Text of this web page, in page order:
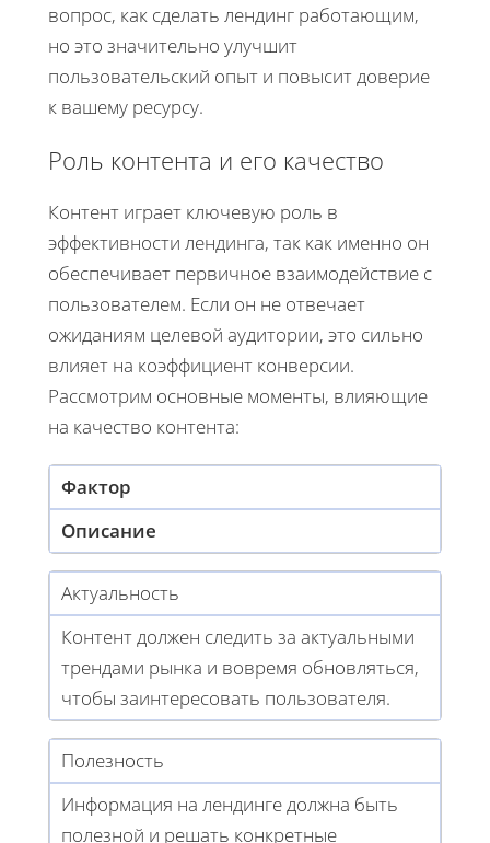
вопрос, как сделать лендинг работающим,
но это значительно улучшит
пользовательский опыт и повысит доверие
к вашему ресурсу.
Роль контента и его качество
Контент играет ключевую роль в
эффективности лендинга, так как именно он
обеспечивает первичное взаимодействие с
пользователем. Если он не отвечает
ожиданиям целевой аудитории, это сильно
влияет на коэффициент конверсии.
Рассмотрим основные моменты, влияющие
на качество контента:
Фактор
Описание
Актуальность
Контент должен следить за актуальными
трендами рынка и вовремя обновляться,
чтобы заинтересовать пользователя.
Полезность
Информация на лендинге должна быть
полезной и решать конкретные